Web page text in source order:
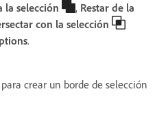
la selección , Restar de la
con la selección
.
crear un borde de selección